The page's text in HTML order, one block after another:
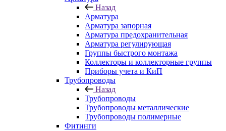
Назад
Арматура
Арматура запорная
Арматура предохранительная
Арматура регулирующая
Группы быстрого монтажа
Коллекторы и коллекторные группы
Приборы учета и КиП
Трубопроводы
Назад
Трубопроводы
Трубопроводы металлические
Трубопроводы полимерные
Фитинги